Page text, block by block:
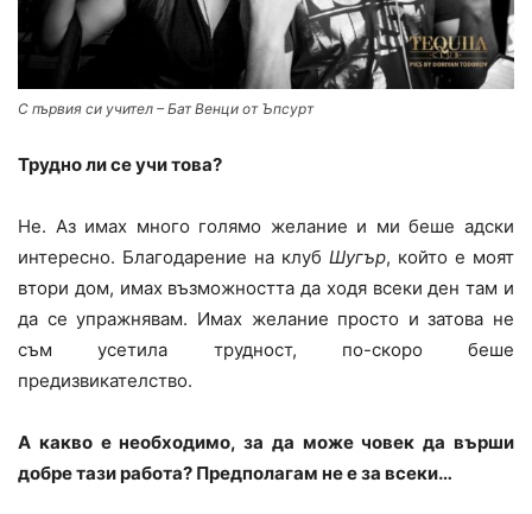
С първия си учител – Бат Венци от Ъпсурт
Трудно ли се учи това?
Не. Аз имах много голямо желание и ми беше адски
интересно. Благодарение на клуб Шугър, който е моят
втори дом, имах възможността да ходя всеки ден там и
да се упражнявам. Имах желание просто и затова не
съм усетила трудност, по-скоро беше
предизвикателство.
А какво е необходимо, за да може човек да върши
добре тази работа? Предполагам не е за всеки…